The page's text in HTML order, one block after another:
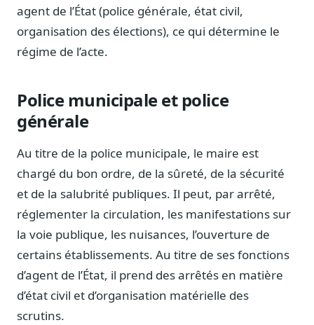
Registre HATVP
Cartographier l'influence sur un dossier
Affaires publiques
Cabinets, DRI, consultants en lobbying
Affaires réglementaires
JO, décrets, conseil des ministres, AAI
Fédérations & plaidoyer
ONG, syndicats, ordres, associations
Parlementaires
Préparez vos interventions et amendements
Journalistes
Veille en temps réel, embeds pour vos contenus
Chercheurs
agent de l’État (police générale, état civil,
organisation des élections), ce qui détermine le
régime de l’acte.
Police municipale et police
générale
Au titre de la police municipale, le maire est
chargé du bon ordre, de la sûreté, de la sécurité
et de la salubrité publiques. Il peut, par arrêté,
réglementer la circulation, les manifestations sur
la voie publique, les nuisances, l’ouverture de
certains établissements. Au titre de ses fonctions
d’agent de l’État, il prend des arrêtés en matière
d’état civil et d’organisation matérielle des
scrutins.